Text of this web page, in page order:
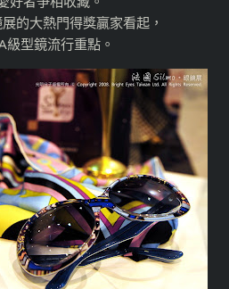
的大熱門得獎贏家看起，
級型鏡流行重點。